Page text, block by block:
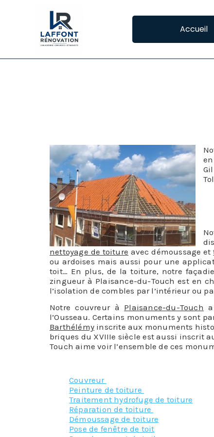
Accueil
nettoyage de toiture avec démoussage et
ou ardoises mais aussi pour une
toit… En plus, de la toiture, notre
zingueur à Plaisance-du-Touch est en
l’isolation de combles par l’intérieur ou
Notre couvreur à Plaisance-du-Touch
l’Ousseau. Certains monuments y sont
Barthélémy inscrite aux monuments
briques du XVIIIe siècle est aussi inscrit
Touch aime voir l’ensemble de ces
Couvreur
Peinture de toiture
Traitement hydrofuge de toiture
Réparation de toiture
Démoussage de toiture
Pose de fenêtre de toit